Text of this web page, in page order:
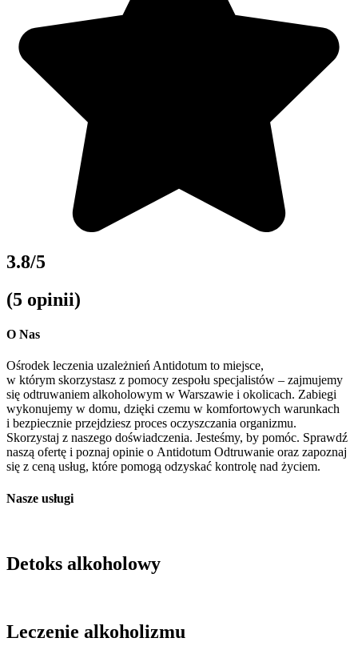
3.8/5
(5 opinii)
O Nas
Ośrodek leczenia uzależnień Antidotum to miejsce,
w którym skorzystasz z pomocy zespołu specjalistów – zajmujemy
się odtruwaniem alkoholowym w Warszawie i okolicach. Zabiegi
wykonujemy w domu, dzięki czemu w komfortowych warunkach
i bezpiecznie przejdziesz proces oczyszczania organizmu.
Skorzystaj z naszego doświadczenia. Jesteśmy, by pomóc. Sprawdź
naszą ofertę i poznaj opinie o Antidotum Odtruwanie oraz zapoznaj
się z ceną usług, które pomogą odzyskać kontrolę nad życiem.
Nasze usługi
Detoks alkoholowy
Leczenie alkoholizmu